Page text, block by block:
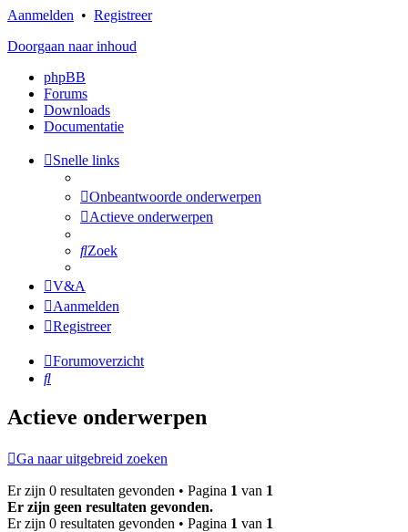
Aanmelden • Registreer
Doorgaan naar inhoud
phpBB
Forums
Downloads
Documentatie
Snelle links
Onbeantwoorde onderwerpen
Actieve onderwerpen
Zoek
V&A
Aanmelden
Registreer
Forumoverzicht
Zoek
Actieve onderwerpen
Ga naar uitgebreid zoeken
Er zijn 0 resultaten gevonden • Pagina 1 van 1
Er zijn geen resultaten gevonden.
Er zijn 0 resultaten gevonden • Pagina 1 van 1